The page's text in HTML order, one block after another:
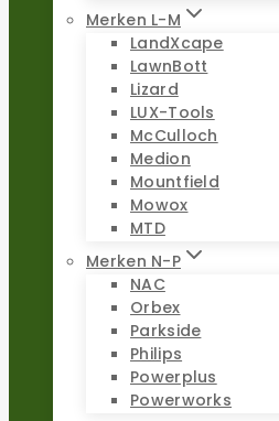
Merken L-M
LandXcape
LawnBott
Lizard
LUX-Tools
McCulloch
Medion
Mountfield
Mowox
MTD
Merken N-P
NAC
Orbex
Parkside
Philips
Powerplus
Powerworks